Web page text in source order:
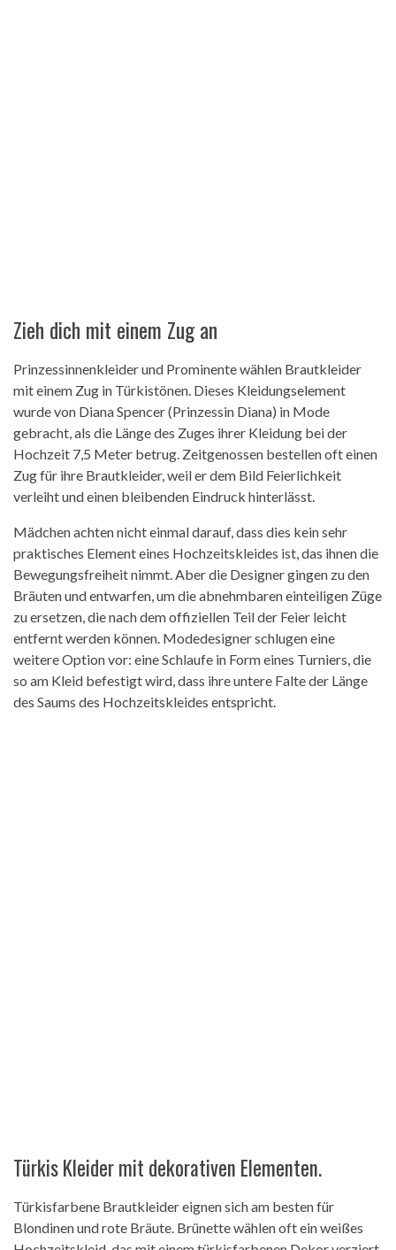
Zieh dich mit einem Zug an
Prinzessinnenkleider und Prominente wählen Brautkleider
mit einem Zug in Türkistönen. Dieses Kleidungselement
wurde von Diana Spencer (Prinzessin Diana) in Mode
gebracht, als die Länge des Zuges ihrer Kleidung bei der
Hochzeit 7,5 Meter betrug. Zeitgenossen bestellen oft einen
Zug für ihre Brautkleider, weil er dem Bild Feierlichkeit
verleiht und einen bleibenden Eindruck hinterlässt.
Mädchen achten nicht einmal darauf, dass dies kein sehr
praktisches Element eines Hochzeitskleides ist, das ihnen die
Bewegungsfreiheit nimmt. Aber die Designer gingen zu den
Bräuten und entwarfen, um die abnehmbaren einteiligen Züge
zu ersetzen, die nach dem offiziellen Teil der Feier leicht
entfernt werden können. Modedesigner schlugen eine
weitere Option vor: eine Schlaufe in Form eines Turniers, die
so am Kleid befestigt wird, dass ihre untere Falte der Länge
des Saums des Hochzeitskleides entspricht.
Türkis Kleider mit dekorativen Elementen.
Türkisfarbene Brautkleider eignen sich am besten für
Blondinen und rote Bräute. Brünette wählen oft ein weißes